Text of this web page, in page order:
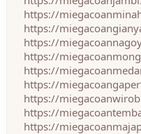
https://
https://
https://
https://
https://
https://
https://
https://
https://